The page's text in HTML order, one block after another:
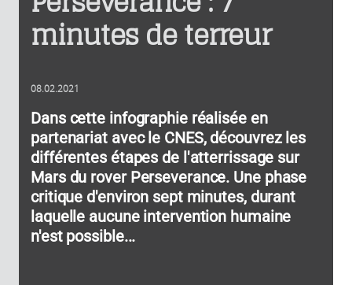
minutes de terreur
08.02.2021
Dans cette infographie réalisée en
partenariat avec le CNES, découvrez les
différentes étapes de l'atterrissage sur
Mars du rover Perseverance. Une phase
critique d'environ sept minutes, durant
laquelle aucune intervention humaine
n'est possible...